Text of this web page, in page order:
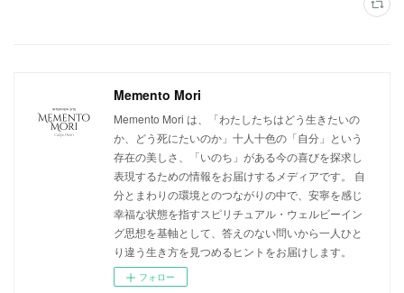
Memento Mori
Memento Mori は、「わたしたちはどう生きたいの
か、どう死にたいのか」十人十色の「自分」という
存在の美しさ、「いのち」がある今の喜びを探求し
表現するための情報をお届けするメディアです。 自
分とまわりの環境とのつながりの中で、安寧を感じ
幸福な状態を指すスピリチュアル・ウェルビーイン
グ思想を基軸として、答えのない問いから一人ひと
り違う生き方を見つめるヒントをお届けします。
フォロー